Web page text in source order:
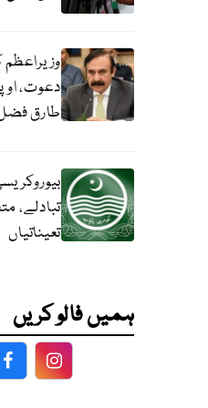
دعوت،
طارق
تبادلے،
تعیناتیاں
ہمیں فالو کریں
FacebookFacebook